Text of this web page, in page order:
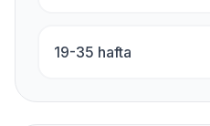
19-35 hafta